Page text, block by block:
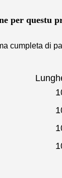
per questu
cumpleta di